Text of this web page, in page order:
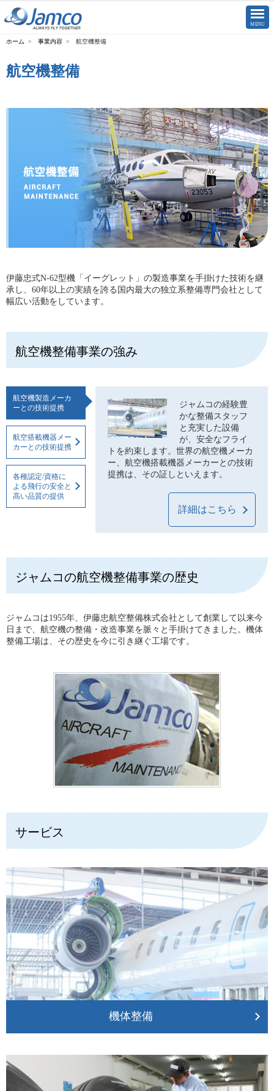
CLOSE
MENU
事業内容 航空機整備
航空機整備
伊藤忠式N-62型機「イーグレット」の製造事業を手掛けた技術を継
承し、60年以上の実績を誇る国内最大の独立系整備専門会社として
幅広い活動をしています。
航空機整備事業の強み
航空機製造メーカ
ーとの技術提携
航空搭載機器メー
カーとの技術提携
各種認定/資格に
よる飛行の安全と
高い品質の提供
ジャムコの経験豊
かな整備スタッフ
と充実した設備
が、安全なフライ
トを約束します。世界の航空機メーカ
ー、航空機搭載機器メーカーとの技術
提携は、その証しといえます。
詳細はこちら
製品が高度化している
近年の航空機業界にお
いて、他サプライヤー
私たちジャムコは、技術者集団としての熱い
思いを安全と信頼に変え、多くのサプライヤ
ーとともに明日の翼を支えます。
詳細はこちら
しての誇りを持って、当社の技術者、有資格
者が飛行安全と品質保証をお客さまにお届け
します。
詳細はこちら
ジャムコの航空機整備事業の歴史
ジャムコは1955年、伊藤忠航空整備株式会社として創業して以来今
日まで、航空機の整備・改造事業を脈々と手掛けてきました。機体
整備工場は、その歴史を今に引き継ぐ工場です。
サービス
機体整備